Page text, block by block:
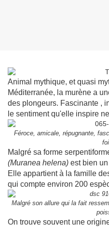
Animal mythique, et quasi
Méditerranée, la murène a
des plongeurs. Fascinante ,
le sentiment qu'elle inspire
Féroce, amicale, répugnante,
Malgré sa forme
(Muranea helena) est bien
Elle appartient à la famille
qui compte environ 200
Malgré sonallure qui la fait
On trouve souvent une